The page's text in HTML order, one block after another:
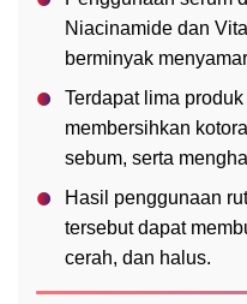
Niacinamide dan
berminyak
Terdapat lima
membersihkan
sebum, serta
Hasil penggunaan
tersebut dapat
cerah, dan halus.